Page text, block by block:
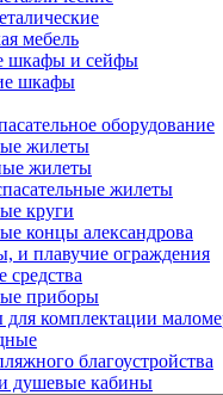
мебель
шкафы и сейфы
шкафы
оборудование
жилеты
жилеты
жилеты
круги
концы александрова
и плавучие ограждения
средства
приборы
для комплектации
благоустройства
душевые кабины